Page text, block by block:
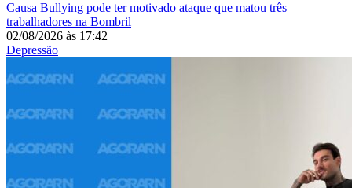
Causa Bullying pode ter motivado ataque que matou três
trabalhadores na Bombril
02/08/2026 às 17:42
Depressão